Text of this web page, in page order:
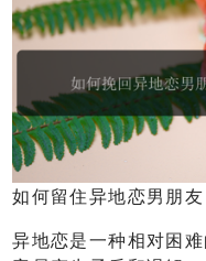
如何留住异地恋男朋友
异地恋是一种相对困